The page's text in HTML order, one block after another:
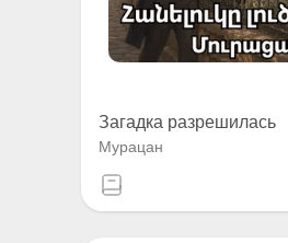
Загадка разрешилась
Мурацан